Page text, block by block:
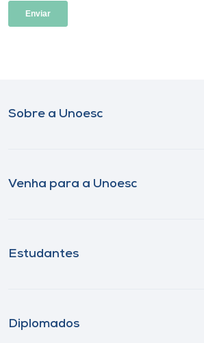
Sobre a Unoesc
Venha para a Unoesc
Estudantes
Diplomados